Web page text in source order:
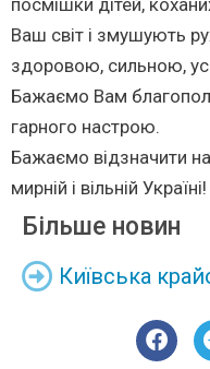
Ваш світ і змушують
здоровою, сильною,
Бажаємо Вам
гарного настрою.
Бажаємо відзначити
мирній і вільній Україні!
Більше новин
Київська